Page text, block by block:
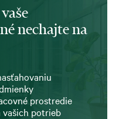
nechajte na
prostredie
potrieb